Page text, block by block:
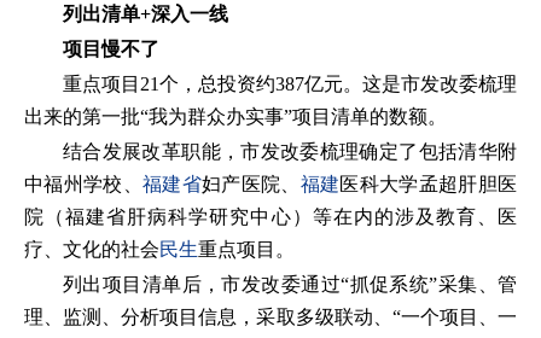
列出清单+深入一线
项目慢不了
重点项目21个，总投资约387亿元。这是市发改委梳理
出来的第一批“我为群众办实事”项目清单的数额。
结合发展改革职能，市发改委梳理确定了包括清华附
中福州学校、 福建省妇产医院、 福建医科大学孟超肝胆医
院（福建省肝病科学研究中心）等在内的涉及教育、医
疗、文化的社会民生重点项目。
列出项目清单后，市发改委通过“抓促系统”采集、管
理、监测、分析项目信息，采取多级联动、“一个项目、一